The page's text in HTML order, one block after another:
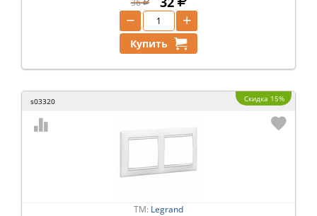
+
−
Купить
s03320 Скидка 15%
ТМ: Legrand